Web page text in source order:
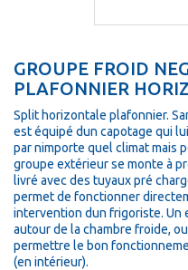
GROUPE FROID
PLAFONNIER
Split horizontale plafonnier.
est équipé dun capotage qui
par nimporte quel climat mais
groupe extérieur se monte à
livré avec des tuyaux pré
permet de fonctionner
intervention dun frigoriste. Un
autour de la chambre froide,
permettre le bon
(en intérieur).